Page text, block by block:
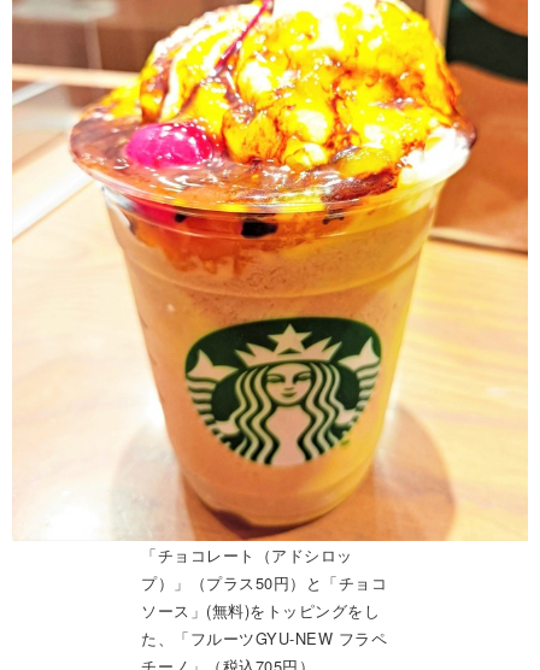
「チョコレート（アドシロッ
プ）」（プラス50円）と「チョコ
ソース」(無料)をトッピングをし
た、「フルーツGYU‐NEW フラペ